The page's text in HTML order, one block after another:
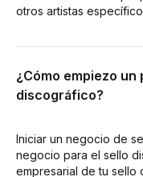
otros artistas
¿Cómo empiezo un
discográfico?
Iniciar un negocio de
negocio para el sello
empresarial de tu sello